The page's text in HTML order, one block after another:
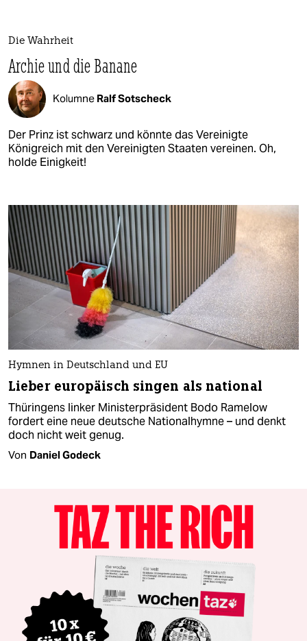
Die Wahrheit
Archie und die Banane
Kolumne Ralf Sotscheck
Der Prinz ist schwarz und könnte das Vereinigte
Königreich mit den Vereinigten Staaten vereinen. Oh,
holde Einigkeit!
Hymnen in Deutschland und EU
Lieber europäisch singen als national
Thüringens linker Ministerpräsident Bodo Ramelow
fordert eine neue deutsche Nationalhymne – und denkt
doch nicht weit genug.
Von Daniel Godeck